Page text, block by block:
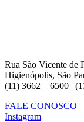
Rua São Vicente de
Higienópolis, São
(11) 3662 – 6500 |
FALE CONOSCO
Instagram